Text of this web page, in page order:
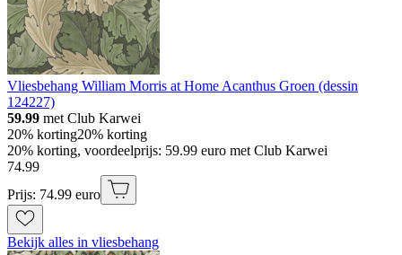
Vliesbehang William Morris at Home Acanthus Groen (dessin
124227)
59.99 met Club Karwei
20% korting20% korting
20% korting, voordeelprijs: 59.99 euro met Club Karwei
74.99
Prijs: 74.99 euro
Bekijk alles in vliesbehang